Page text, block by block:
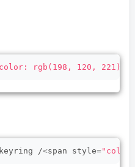
rgb(198, 120,
/<span style=